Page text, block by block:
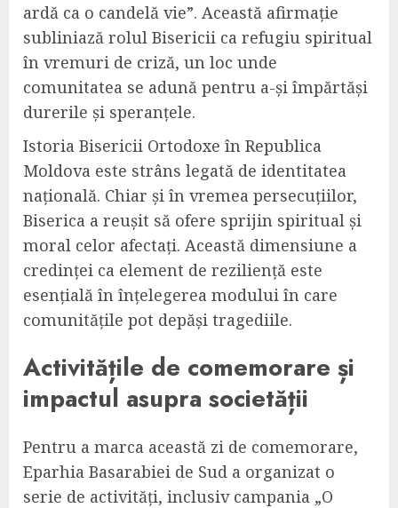
ardă ca o candelă vie”. Această afirmație
subliniază rolul Bisericii ca refugiu spiritual
în vremuri de criză, un loc unde
comunitatea se adună pentru a-și împărtăși
durerile și speranțele.
Istoria Bisericii Ortodoxe în Republica
Moldova este strâns legată de identitatea
națională. Chiar și în vremea persecuțiilor,
Biserica a reușit să ofere sprijin spiritual și
moral celor afectați. Această dimensiune a
credinței ca element de reziliență este
esențială în înțelegerea modului în care
comunitățile pot depăși tragediile.
Activitățile de comemorare și
impactul asupra societății
Pentru a marca această zi de comemorare,
Eparhia Basarabiei de Sud a organizat o
serie de activități, inclusiv campania „O